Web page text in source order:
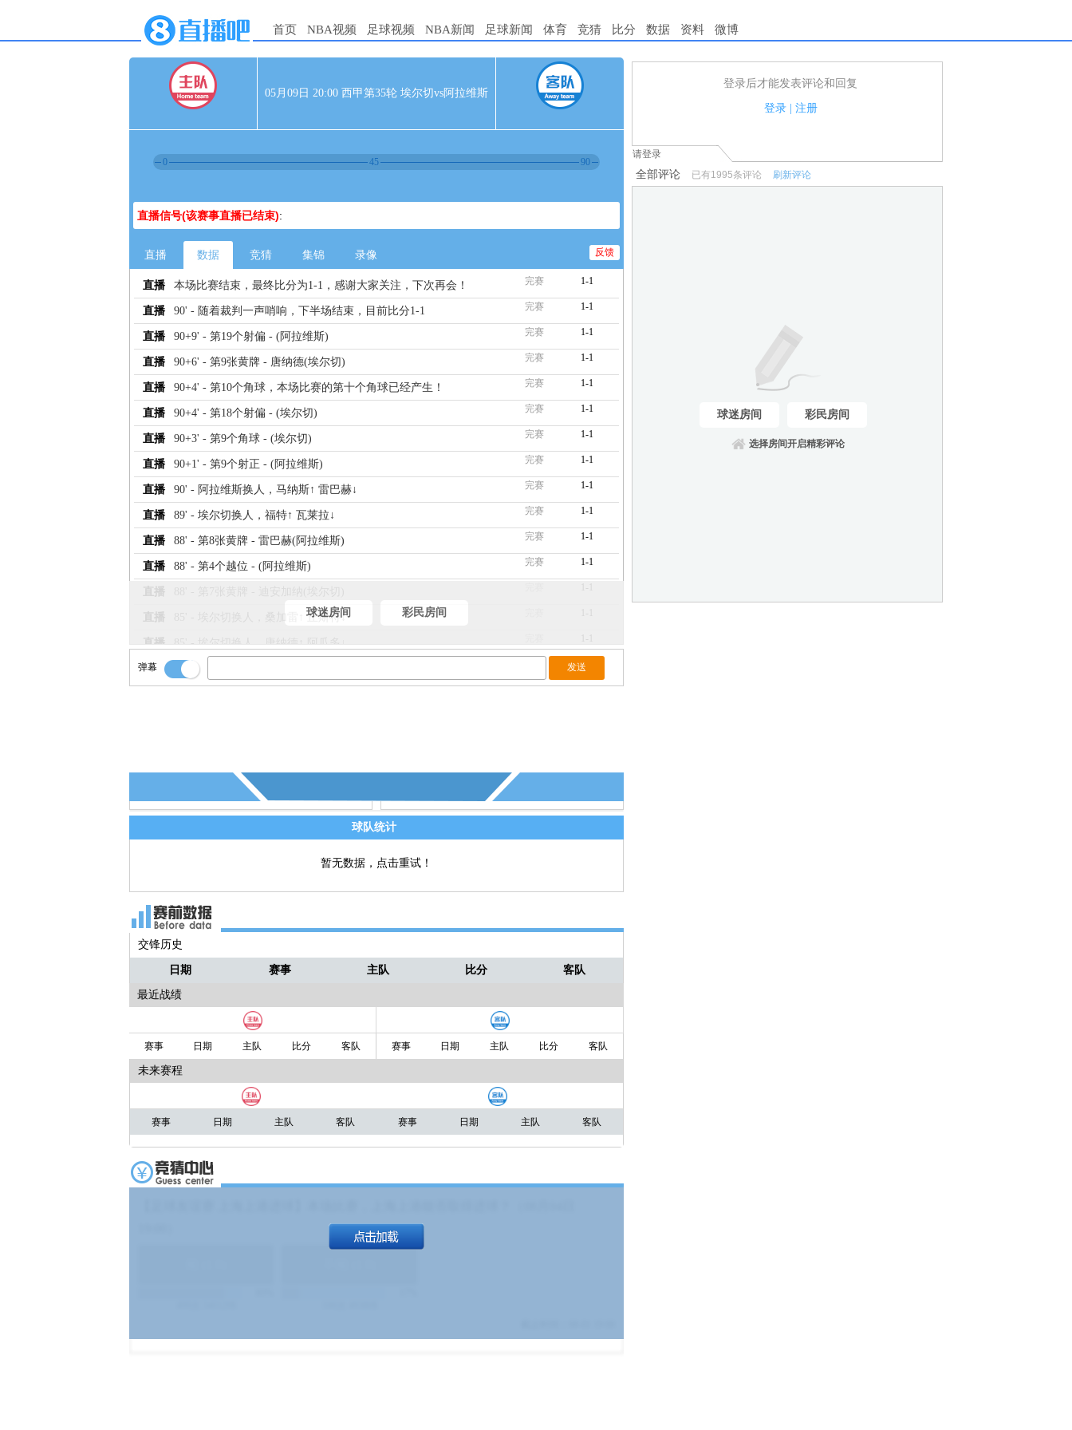
首页 NBA视频 足球视频 NBA新闻 足球新闻 体育 竞猜 比分 数据 资料 微博
05月09日 20:00 西甲第35轮 埃尔切vs阿拉维斯
0 45 90
直播信号(该赛事直播已结束):
直播 数据 竞猜 集锦 录像 反馈
直播 本场比赛结束，最终比分为1-1，感谢大家关注，下次再会！ 完赛 1-1
直播 90' - 随着裁判一声哨响，下半场结束，目前比分1-1 完赛 1-1
直播 90+9' - 第19个射偏 - (阿拉维斯) 完赛 1-1
直播 90+6' - 第9张黄牌 - 唐纳德(埃尔切) 完赛 1-1
直播 90+4' - 第10个角球，本场比赛的第十个角球已经产生！ 完赛 1-1
直播 90+4' - 第18个射偏 - (埃尔切) 完赛 1-1
直播 90+3' - 第9个角球 - (埃尔切) 完赛 1-1
直播 90+1' - 第9个射正 - (阿拉维斯) 完赛 1-1
直播 90' - 阿拉维斯换人，马纳斯↑ 雷巴赫↓ 完赛 1-1
直播 89' - 埃尔切换人，福特↑ 瓦莱拉↓ 完赛 1-1
直播 88' - 第8张黄牌 - 雷巴赫(阿拉维斯) 完赛 1-1
直播 88' - 第4个越位 - (阿拉维斯) 完赛 1-1
直播
直播 85' - 埃尔切换人，桑加雷↑ 丘斯特↓
直播 85' - 埃尔切换人，唐纳德↑ 阿瓜多↓
直播 85' - 第17个射偏 - (埃尔切) 1-1
球迷房间 彩民房间
弹幕
球队统计
暂无数据，点击重试！
交锋历史
日期 赛事 主队 比分 客队
最近战绩
赛事 日期 主队 比分 客队 赛事 日期 主队 比分 客队
未来赛程
赛事 日期 主队 客队 赛事 日期 主队 客队
登录后才能发表评论和回复
登录| 注册
1.电脑端新用户可以发表评论了！
请登录
全部评论 已有1995条评论 刷新评论
球迷房间 彩民房间
选择房间开启精彩评论